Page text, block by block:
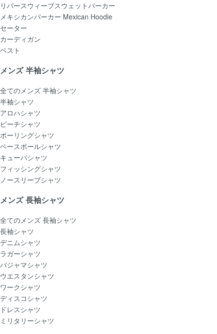
リバースウィーブスウェットパーカー
メキシカンパーカー Mexican Hoodie
セーター
カーディガン
ベスト
メンズ 半袖シャツ
全てのメンズ 半袖シャツ
半袖シャツ
アロハシャツ
ビーチシャツ
ボーリングシャツ
ベースボールシャツ
キューバシャツ
フィッシングシャツ
ノースリーブシャツ
メンズ 長袖シャツ
全てのメンズ 長袖シャツ
長袖シャツ
デニムシャツ
ラガーシャツ
パジャマシャツ
ウエスタンシャツ
ワークシャツ
ディスコシャツ
ドレスシャツ
ミリタリーシャツ